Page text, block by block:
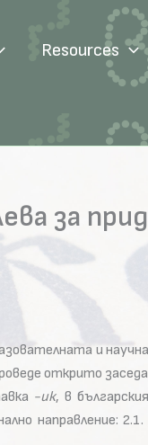
Resources
за
и
открито
-ик, в
направление: 2.1.